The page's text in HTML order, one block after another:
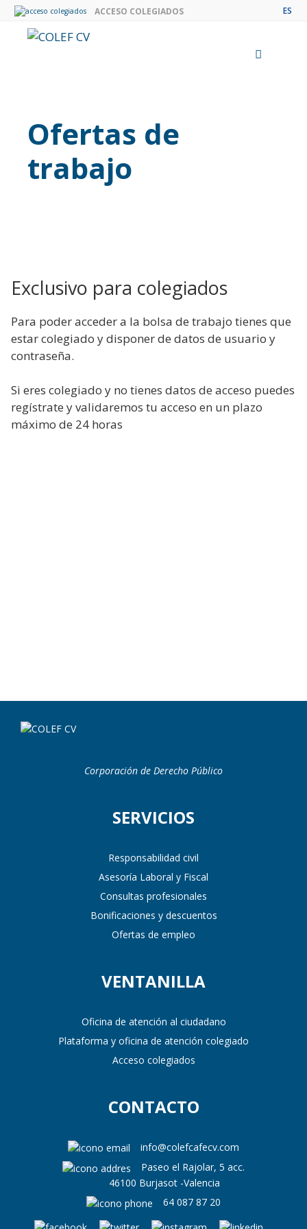
Saltar
contenido
ACCESO COLEGIADOS ES
Ofertas de
trabajo
Exclusivo para colegiados
Para poder acceder a la bolsa de trabajo tienes que
estar colegiado y disponer de datos de usuario y
contraseña.
Si eres colegiado y no tienes datos de acceso puedes
regístrate y validaremos tu acceso en un plazo
máximo de 24 horas
Corporación de Derecho Público
SERVICIOS
Responsabilidad civil
Asesoría Laboral y Fiscal
Consultas profesionales
Bonificaciones y descuentos
Ofertas de empleo
VENTANILLA
Oficina de atención al ciudadano
Plataforma y oficina de atención colegiado
Acceso colegiados
CONTACTO
info@colefcafecv.com
Paseo el Rajolar, 5 acc.
46100 Burjasot -Valencia
64 087 87 20